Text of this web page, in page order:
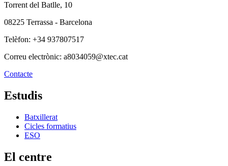
Torrent del Batlle, 10
08225 Terrassa - Barcelona
Telèfon: +34 937807517
Correu electrònic: a8034059@xtec.cat
Contacte
Estudis
Batxillerat
Cicles formatius
ESO
El centre